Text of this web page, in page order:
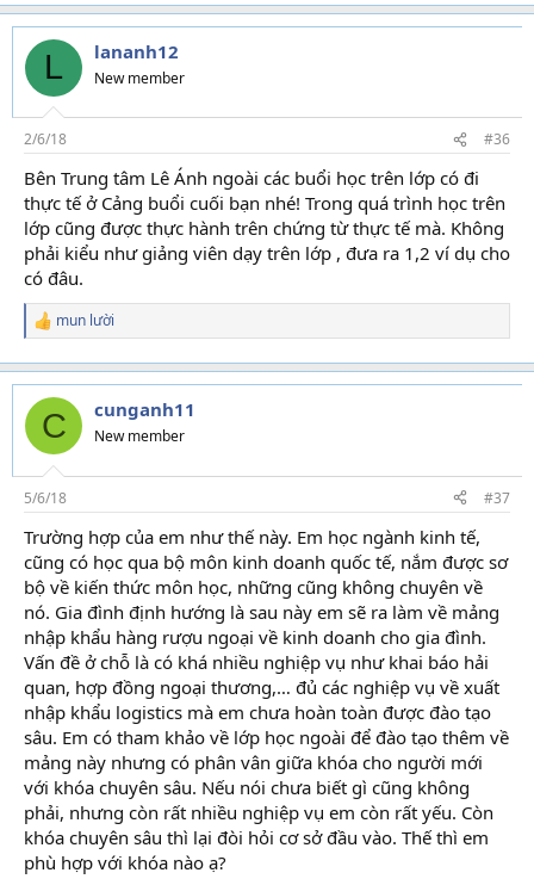
L lananh12
New member
2/6/18 #36
Bên Trung tâm Lê Ánh ngoài các buổi học trên lớp có đi
thực tế ở Cảng buổi cuối bạn nhé! Trong quá trình học trên
lớp cũng được thực hành trên chứng từ thực tế mà. Không
phải kiểu như giảng viên dạy trên lớp , đưa ra 1,2 ví dụ cho
có đâu.
R
a
c
t
o
s
:
mun lười
C cunganh11
New member
5/6/18 #37
Trường hợp của em như thế này. Em học ngành kinh tế,
cũng có học qua bộ môn kinh doanh quốc tế, nắm được sơ
bộ về kiến thức môn học, những cũng không chuyên về
nó. Gia đình định hướng là sau này em sẽ ra làm về mảng
nhập khẩu hàng rượu ngoại về kinh doanh cho gia đình.
Vấn đề ở chỗ là có khá nhiều nghiệp vụ như khai báo hải
quan, hợp đồng ngoại thương,… đủ các nghiệp vụ về xuất
nhập khẩu logistics mà em chưa hoàn toàn được đào tạo
sâu. Em có tham khảo về lớp học ngoài để đào tạo thêm về
mảng này nhưng có phân vân giữa khóa cho người mới
với khóa chuyên sâu. Nếu nói chưa biết gì cũng không
phải, nhưng còn rất nhiều nghiệp vụ em còn rất yếu. Còn
khóa chuyên sâu thì lại đòi hỏi cơ sở đầu vào. Thế thì em
phù hợp với khóa nào ạ?